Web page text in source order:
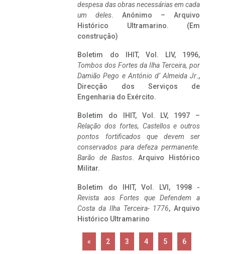
despesa das obras necessárias em cada
um deles. Anónimo – Arquivo
Histórico Ultramarino. (Em
construção)
Boletim do IHIT, Vol. LIV, 1996,
Tombos dos Fortes da Ilha Terceira, por
Damião Pego e António d’ Almeida Jr.,
Direcção dos Serviços de
Engenharia do Exército.
Boletim do IHIT, Vol. LV, 1997 –
Relação dos fortes, Castellos e outros
pontos fortificados que devem ser
conservados para defeza permanente.
Barão de Bastos. Arquivo Histórico
Militar.
Boletim do IHIT, Vol. LVI, 1998 -
Revista aos Fortes que Defendem a
Costa da Ilha Terceira- 1776, Arquivo
Histórico Ultramarino
« 2 3 4 5 6